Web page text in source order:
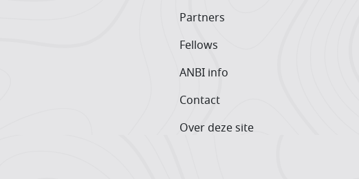
Partners
Fellows
ANBI info
Contact
Over deze site